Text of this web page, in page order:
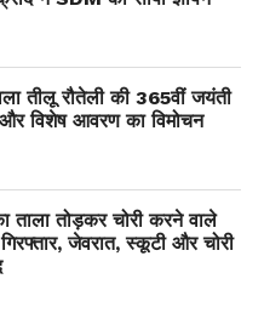
तीलू रौतेली की 365वीं जयंती
विशेष आवरण का विमोचन
ताला तोड़कर चोरी करने वाले
जेवरात, स्कूटी और चोरी